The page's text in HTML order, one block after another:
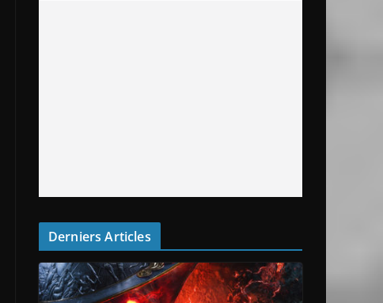
Derniers Articles